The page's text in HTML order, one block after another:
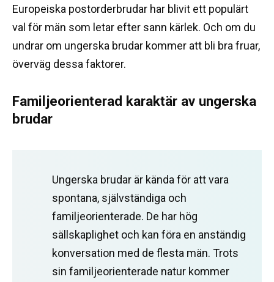
Europeiska postorderbrudar har blivit ett populärt
val för män som letar efter sann kärlek. Och om du
undrar om ungerska brudar kommer att bli bra fruar,
överväg dessa faktorer.
Familjeorienterad karaktär av ungerska
brudar
Ungerska brudar är kända för att vara
spontana, självständiga och
familjeorienterade. De har hög
sällskaplighet och kan föra en anständig
konversation med de flesta män. Trots
sin familjeorienterade natur kommer